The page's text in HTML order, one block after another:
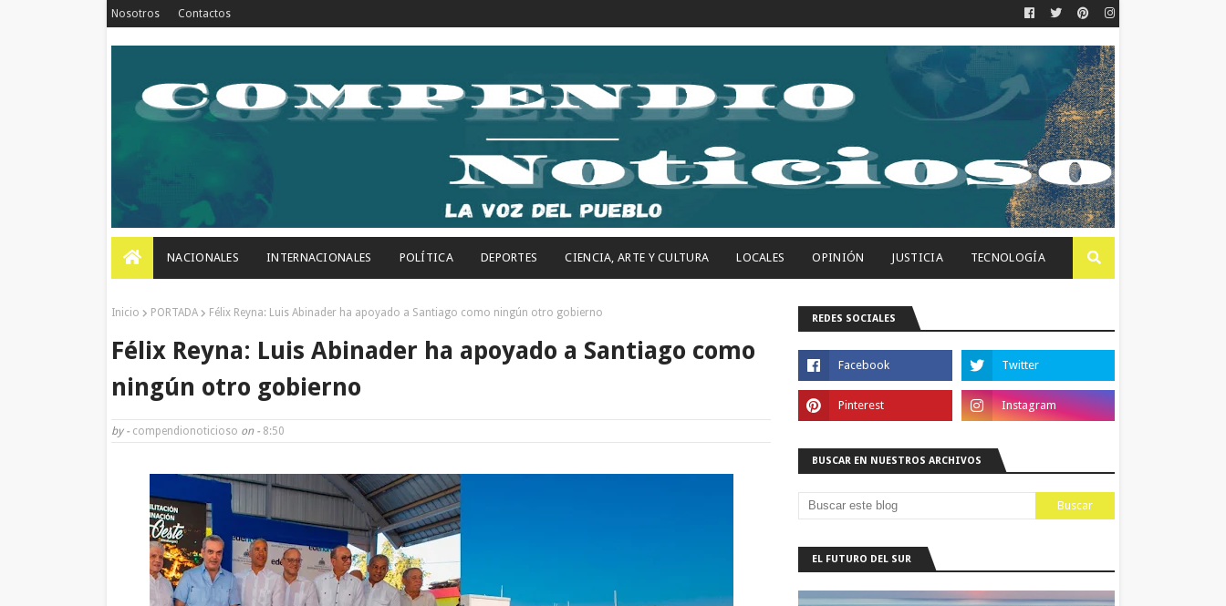
Nosotros Contactos
NACIONALES INTERNACIONALES POLÍTICA DEPORTES CIENCIA, ARTE Y CULTURA LOCALES OPINIÓN JUSTICIA TECNOLOGÍA
Inicio PORTADA Félix Reyna: Luis Abinader ha apoyado a Santiago como ningún otro gobierno
Félix Reyna: Luis Abinader ha apoyado a Santiago como
ningún otro gobierno
by - compendionoticioso on - 8:50
REDES SOCIALES
BUSCAR EN NUESTROS ARCHIVOS
EL FUTURO DEL SUR